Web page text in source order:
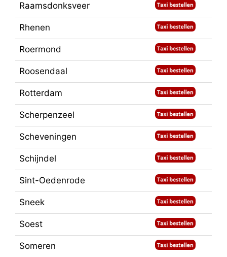
Raamsdonksveer
Rhenen
Roermond
Roosendaal
Rotterdam
Scherpenzeel
Scheveningen
Schijndel
Sint-Oedenrode
Sneek
Soest
Someren